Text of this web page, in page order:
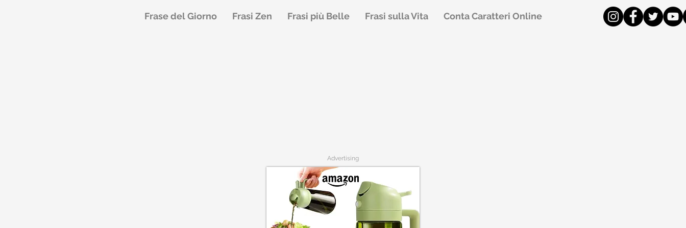
Frase del Giorno Frasi Zen Frasi più Belle Frasi sulla Vita Conta Caratteri Online
Advertising